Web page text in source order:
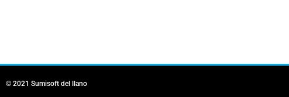
© 2021 Sumisoft del llano